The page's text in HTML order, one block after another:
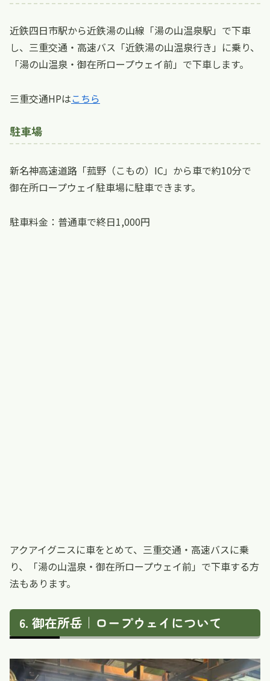
近鉄四日市駅から近鉄湯の山線「湯の山温泉駅」で下車
し、三重交通・高速バス「近鉄湯の山温泉行き」に乗り、
「湯の山温泉・御在所ロープウェイ前」で下車します。
三重交通HPはこちら
駐車場
新名神高速道路「菰野（こもの）IC」から車で約10分で
御在所ロープウェイ駐車場に駐車できます。
駐車料金：普通車で終日1,000円
アクアイグニスに車をとめて、三重交通・高速バスに乗
り、「湯の山温泉・御在所ロープウェイ前」で下車する方
法もあります。
御在所岳｜ロープウェイについて